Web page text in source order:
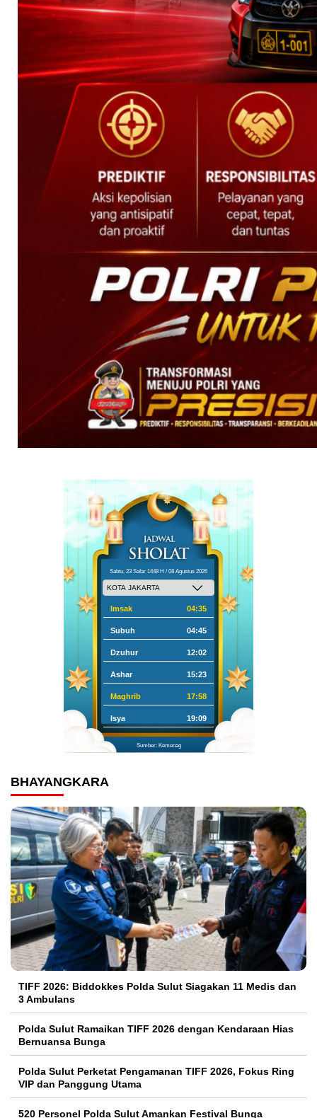
Sabtu, 23 Safar 1448 H / 08 Agustus 2026
Imsak 04:35
Subuh 04:45
Dzuhur 12:02
Ashar 15:23
Maghrib 17:58
Isya 19:09
Sumber: Kemenag
BHAYANGKARA
TIFF 2026: Biddokkes Polda Sulut Siagakan 11 Medis dan
3 Ambulans
Polda Sulut Ramaikan TIFF 2026 dengan Kendaraan Hias
Bernuansa Bunga
Polda Sulut Perketat Pengamanan TIFF 2026, Fokus Ring
VIP dan Panggung Utama
520 Personel Polda Sulut Amankan Festival Bunga